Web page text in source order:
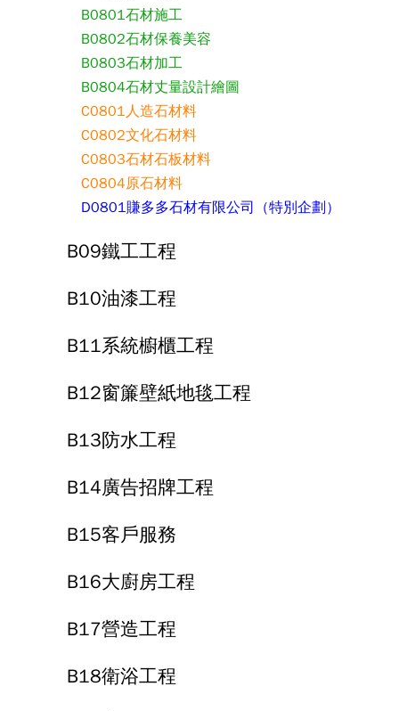
B0801石材施工
B0802石材保養美容
B0803石材加工
B0804石材丈量設計繪圖
C0801人造石材料
C0802文化石材料
C0803石材石板材料
C0804原石材料
D0801賺多多石材有限公司（特別企劃）
B09鐵工工程
B10油漆工程
B11系統櫥櫃工程
B12窗簾壁紙地毯工程
B13防水工程
B14廣告招牌工程
B15客戶服務
B16大廚房工程
B17營造工程
B18衛浴工程